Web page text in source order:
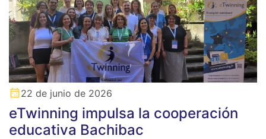
22 de junio de 2026
eTwinning impulsa la cooperación
educativa Bachibac